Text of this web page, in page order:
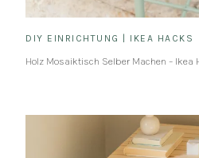
DIY EINRICHTUNG IKEA HACKS
Holz Mosaiktisch Selber Machen – Ikea